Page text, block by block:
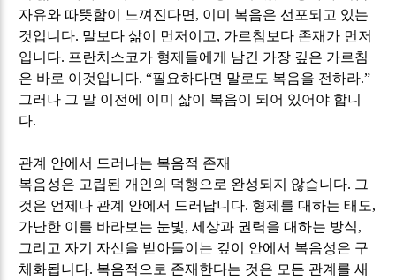
자유와 따뜻함이 느껴진다면 , 이미 복음은 선포되고 있는
것입니다. 말보다 삶이 먼저이고, 가르침보다 존재가 먼저
입니다. 프란치스코가 형제들에게 남긴 가장 깊은 가르침
은 바로 이것입니다. “필요하다면 말로도 복음을 전하라.”
그러나 그 말 이전에 이미 삶이 복음이 되어 있어야 합니
다.
관계 안에서 드러나는 복음적 존재
복음성은 고립된 개인의 덕행으로 완성되지 않습니다. 그
것은 언제나 관계 안에서 드러납니다. 형제를 대하는 태도,
가난한 이를 바라보는 눈빛,세상과 권력을 대하는 방식,
그리고 자기 자신을 받아들이는 깊이 안에서 복음성은 구
체화됩니다. 복음적으로 존재한다는 것은 모든 관계를 새